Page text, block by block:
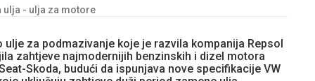
ulja - ulja za motore
ulje za podmazivanje koje je razvila kompanija Repsol
zahtjeve najmodernijih benzinskih i dizel motora
Skoda, budući da ispunjava nove specifikacije VW